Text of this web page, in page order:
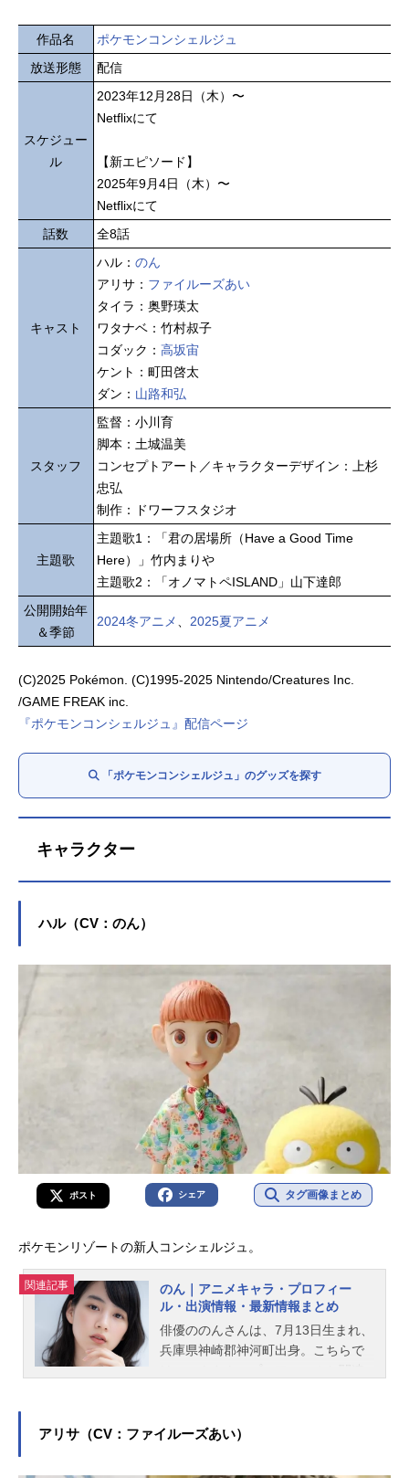
作品名
ポケモンコンシェルジュ
放送形態
配信
スケジュー
ル
2023年12月28日（木）〜
Netflixにて
【新エピソード】
2025年9月4日（木）〜
Netflixにて
話数
全8話
キャスト
ハル： のん
アリサ： ファイルーズあい
タイラ：奥野瑛太
ワタナベ：竹村叔子
コダック： 高坂宙
ケント：町田啓太
ダン： 山路和弘
スタッフ
監督：小川育
脚本：土城温美
コンセプトアート／キャラクターデザイン：上杉
忠弘
制作：ドワーフスタジオ
主題歌
主題歌1：「君の居場所（Have a Good Time
Here）」竹内まりや
主題歌2：「オノマトペISLAND」山下達郎
公開開始年
＆季節
2024冬アニメ 2025夏アニメ
(C)2025 Pokémon. (C)1995-2025 Nintendo/Creatures Inc.
/GAME FREAK inc.
『ポケモンコンシェルジュ』配信ページ
「ポケモンコンシェルジュ」のグッズを探す
キャラクター
ハル（CV：のん）
ポスト シェア タグ画像まとめ
ポケモンリゾートの新人コンシェルジュ。
関連記事
のん｜アニメキャラ・プロフィー
ル・出演情報・最新情報まとめ
俳優ののんさんは、7月13日生まれ、
兵庫県神崎郡神河町出身。こちらで
アリサ（CV：ファイルーズあい）